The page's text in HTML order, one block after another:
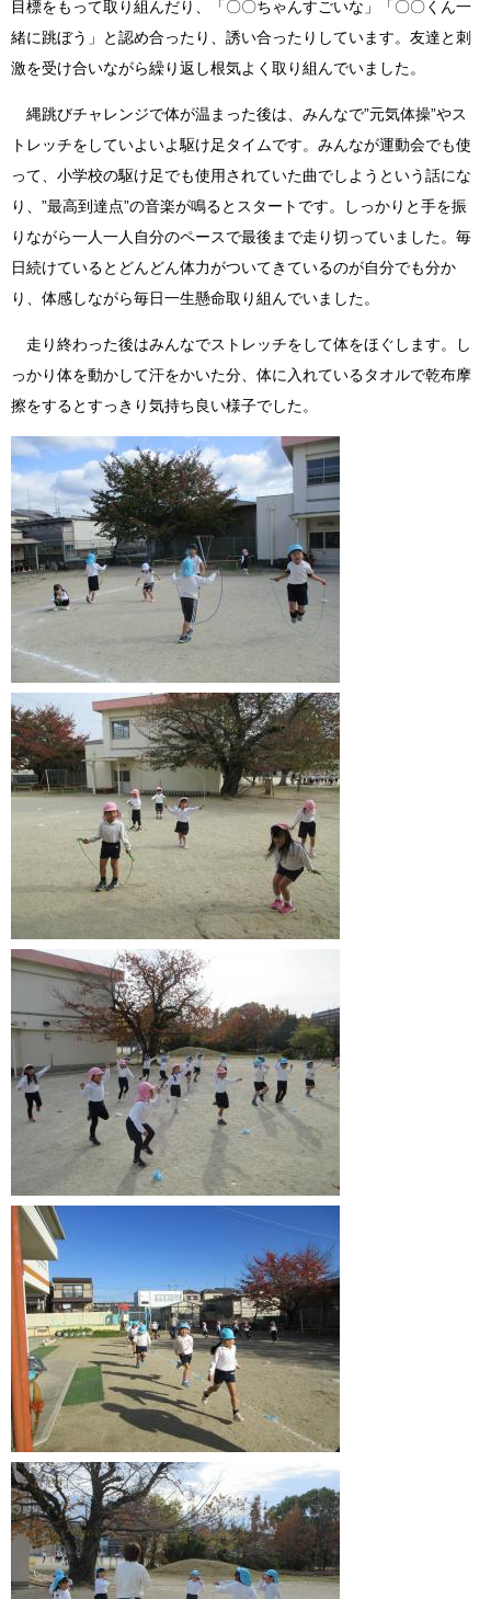
目標をもって取り組んだり、「〇〇ちゃんすごいな」「〇〇くん一
緒に跳ぼう」と認め合ったり、誘い合ったりしています。友達と刺
激を受け合いながら繰り返し根気よく取り組んでいました。
縄跳びチャレンジで体が温まった後は、みんなで”元気体操”やス
トレッチをしていよいよ駆け足タイムです。みんなが運動会でも使
って、小学校の駆け足でも使用されていた曲でしようという話にな
り、”最高到達点”の音楽が鳴るとスタートです。しっかりと手を振
りながら一人一人自分のペースで最後まで走り切っていました。毎
日続けているとどんどん体力がついてきているのが自分でも分か
り、体感しながら毎日一生懸命取り組んでいました。
走り終わった後はみんなでストレッチをして体をほぐします。し
っかり体を動かして汗をかいた分、体に入れているタオルで乾布摩
擦をするとすっきり気持ち良い様子でした。